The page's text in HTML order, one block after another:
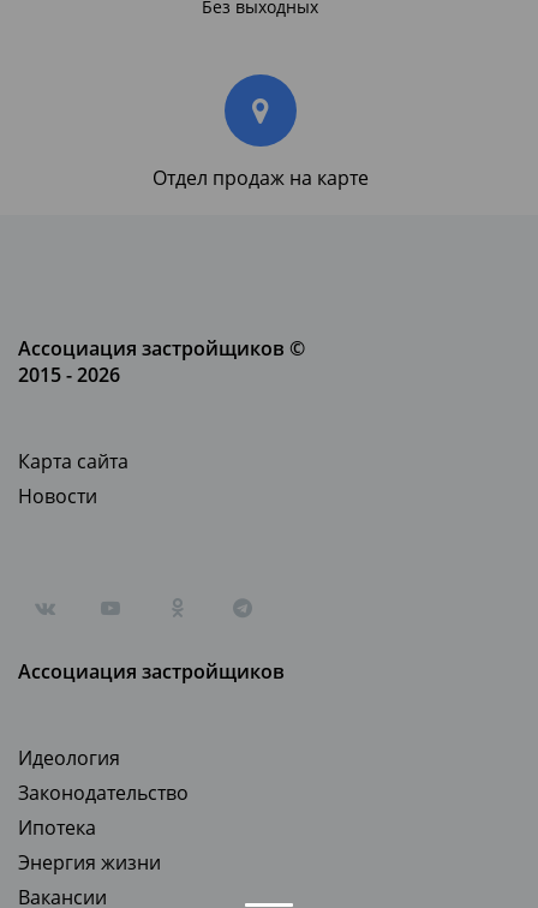
Без выходных
Отдел продаж на карте
Ассоциация застройщиков ©
2015 - 2026
Карта сайта
Новости
Ассоциация застройщиков
Идеология
Законодательство
Ипотека
Энергия жизни
Вакансии